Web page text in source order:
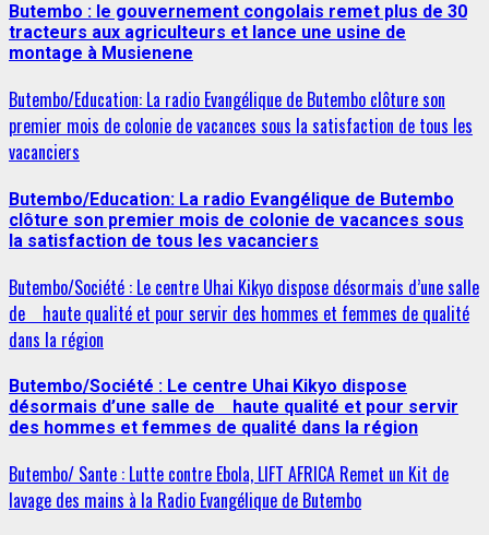
Butembo : le gouvernement congolais remet plus de 30
tracteurs aux agriculteurs et lance une usine de
montage à Musienene
Butembo/Education: La radio Evangélique de Butembo clôture son
premier mois de colonie de vacances sous la satisfaction de tous les
vacanciers
Butembo/Education: La radio Evangélique de Butembo
clôture son premier mois de colonie de vacances sous
la satisfaction de tous les vacanciers
Butembo/Société : Le centre Uhai Kikyo dispose désormais d’une salle
de haute qualité et pour servir des hommes et femmes de qualité
dans la région
Butembo/Société : Le centre Uhai Kikyo dispose
désormais d’une salle de haute qualité et pour servir
des hommes et femmes de qualité dans la région
Butembo/ Sante : Lutte contre Ebola, LIFT AFRICA Remet un Kit de
lavage des mains à la Radio Evangélique de Butembo